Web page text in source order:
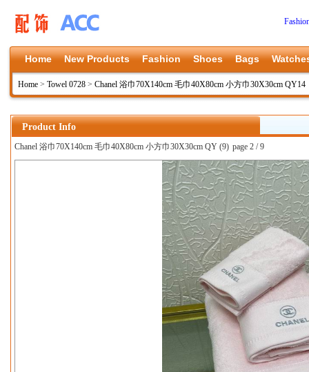
Home New Products Fashion Shoes Bags
Home > Towel 0728 > Chanel 浴巾70X140cm 毛巾40X80cm 小方巾30X30cm QY14
Product Info
Chanel 浴巾70X140cm 毛巾40X80cm 小方巾30X30cm QY (9) page 2 / 9
上一张